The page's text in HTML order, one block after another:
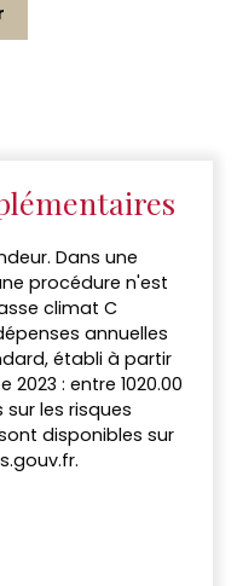
Dans une
procédure n'est
climat C
annuelles
établi à partir
: entre 1020.00
sur les risques
disponibles sur